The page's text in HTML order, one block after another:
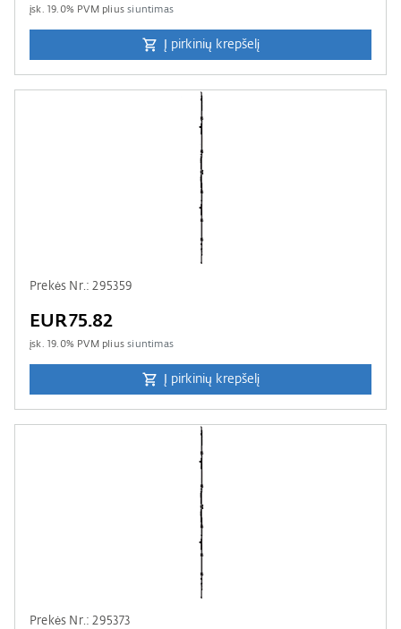
įsk. 19.0% PVM pliussiuntimas
Į pirkinių krepšelį
Prekės Nr.: 295359
EUR75.82
įsk. 19.0% PVM pliussiuntimas
Į pirkinių krepšelį
Prekės Nr.: 295373